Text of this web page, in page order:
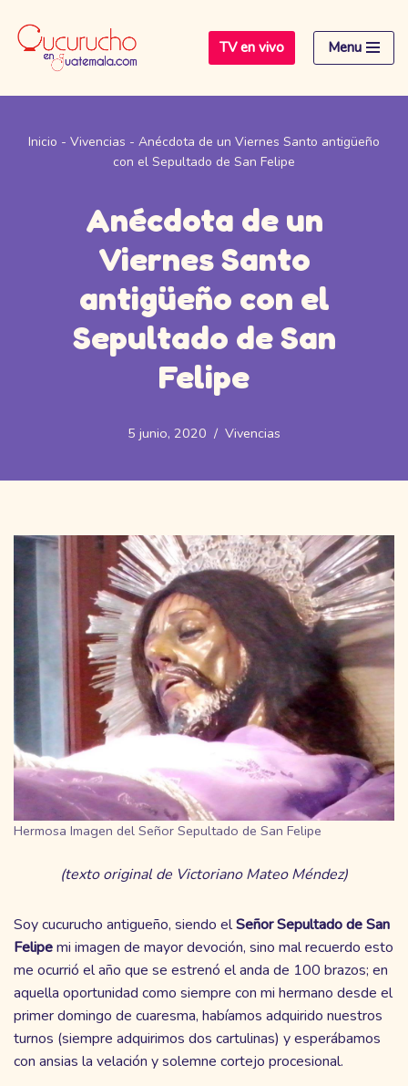
Saltar
contenido
TV en vivo Menu
Inicio - Vivencias - Anécdota de un Viernes Santo antigüeño
con el Sepultado de San Felipe
Anécdota de un
Viernes Santo
antigüeño con el
Sepultado de San
Felipe
5 junio, 2020 Vivencias
Hermosa Imagen del Señor Sepultado de San Felipe
(texto original de Victoriano Mateo Méndez)
Soy cucurucho antigueño, siendo elSeñor Sepultado de San
Felipemi imagen de mayor devoción, sino mal recuerdo esto
me ocurrió el año que se estrenó el anda de 100 brazos; en
aquella oportunidad como siempre con mi hermano desde el
primer domingo de cuaresma, habíamos adquirido nuestros
turnos (siempre adquirimos dos cartulinas) y esperábamos
con ansias la velación y solemne cortejo procesional.